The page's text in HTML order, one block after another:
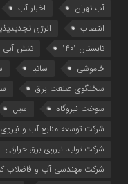
آب تهران اخبار آب
انتصاب
انرژی
تابستان 1401
تنش آبی
خاموشی
ساتبا
سخنگوی صنعت برق
سوخت نیروگاه
سیل
شرکت توسعه منابع آب و نیروی
شرکت تولید نیروی برق حرارتی
شرکت مهندسی آب و فاضلاب